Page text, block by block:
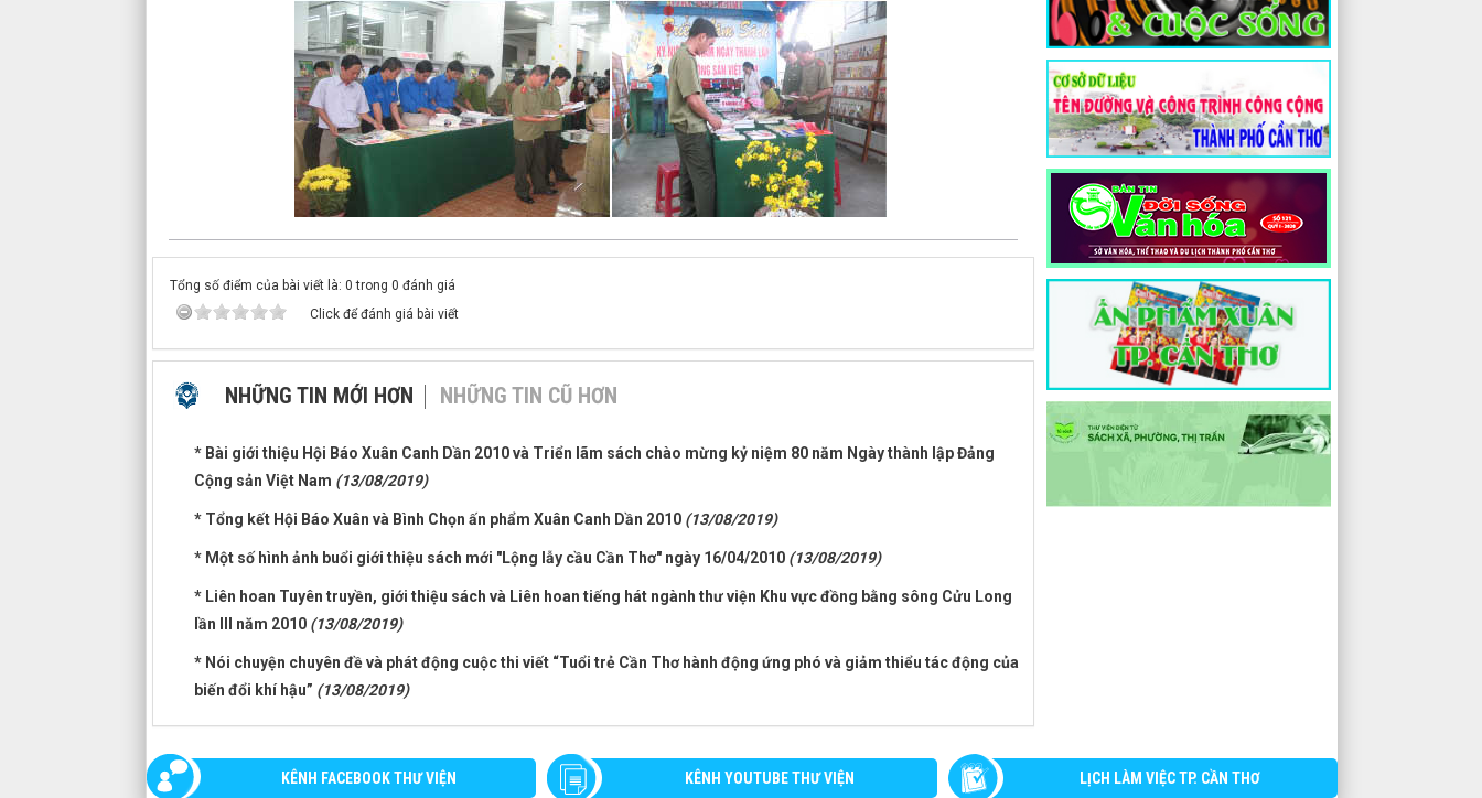
Tổng số điểm của bài viết là: 0 trong 0 đánh giá
Click để đánh giá bài viết
NHỮNG TIN MỚI HƠN NHỮNG TIN CŨ HƠN
* Bài giới thiệu Hội Báo Xuân Canh Dần 2010 và Triển lãm sách chào mừng kỷ niệm 80 năm Ngày thành lập Đảng
Cộng sản Việt Nam (13/08/2019)
* Tổng kết Hội Báo Xuân và Bình Chọn ấn phẩm Xuân Canh Dần 2010 (13/08/2019)
* Một số hình ảnh buổi giới thiệu sách mới "Lộng lẫy cầu Cần Thơ" ngày 16/04/2010 (13/08/2019)
* Liên hoan Tuyên truyền, giới thiệu sách và Liên hoan tiếng hát ngành thư viện Khu vực đồng bằng sông Cửu Long
lần III năm 2010 (13/08/2019)
* Nói chuyện chuyên đề và phát động cuộc thi viết “Tuổi trẻ Cần Thơ hành động ứng phó và giảm thiểu tác động của
biến đổi khí hậu” (13/08/2019)
KÊNH FACEBOOK THƯ VIỆN KÊNH YOUTUBE THƯ VIỆN LỊCH LÀM VIỆC TP. CẦN THƠ